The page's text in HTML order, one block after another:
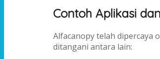
Contoh Aplikasi
Alfacanopy telah dipercaya
ditangani antara lain: